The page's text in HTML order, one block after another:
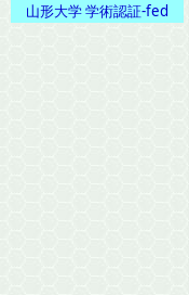
山形大学 学術認証-fed